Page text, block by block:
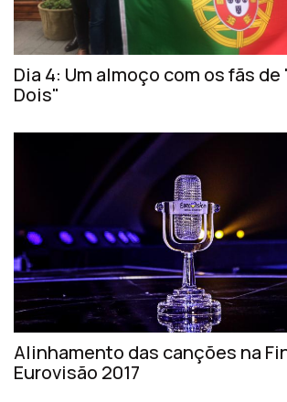
Dia 4: Um almoço com os fãs
Dois"
Alinhamento das canções na
Eurovisão 2017